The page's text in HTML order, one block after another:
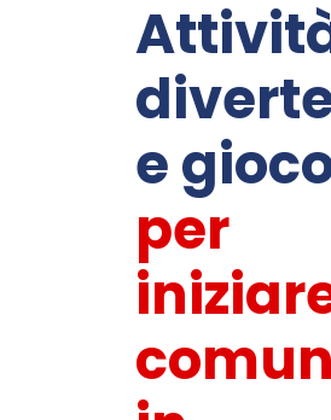
e
per